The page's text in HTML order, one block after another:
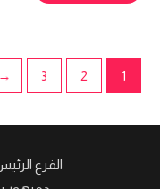
1
2
3
←
الفرع